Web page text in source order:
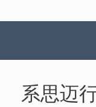
系思迈